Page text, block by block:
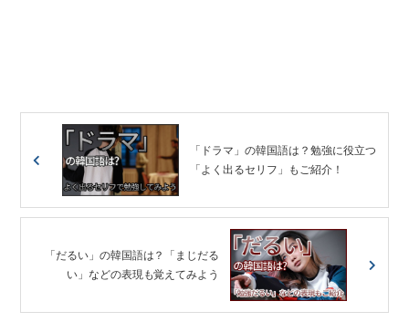
「ドラマ」の韓国語は？勉強に役立つ
「よく出るセリフ」もご紹介！
「だるい」の韓国語は？「まじだる
い」などの表現も覚えてみよう